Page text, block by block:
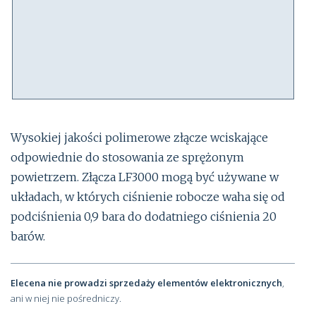
Wysokiej jakości polimerowe złącze wciskające
odpowiednie do stosowania ze sprężonym
powietrzem. Złącza LF3000 mogą być używane w
układach, w których ciśnienie robocze waha się od
podciśnienia 0,9 bara do dodatniego ciśnienia 20
barów.
Elecena nie prowadzi sprzedaży elementów elektronicznych
ani w niej nie pośredniczy.